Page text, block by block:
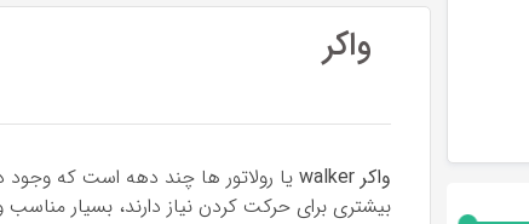
واکر
واکر walkerیا رولاتور ها چند دهه است که وجود
بیشتری برای حرکت کردن نیاز دارند، بسیار